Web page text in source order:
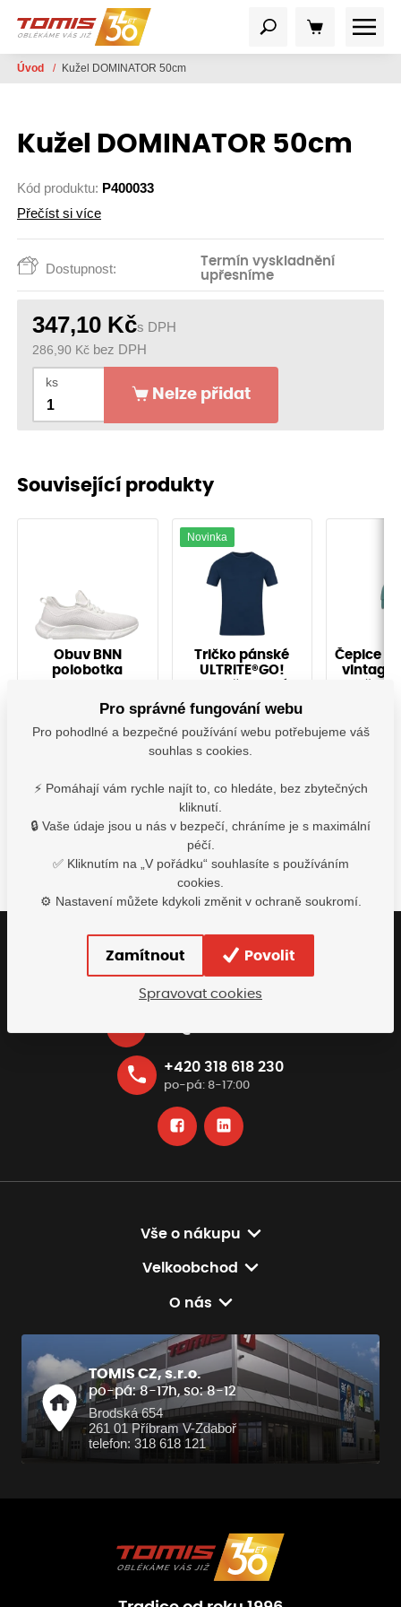
Úvod / Kužel DOMINATOR 50cm
Kužel DOMINATOR 50cm
Kód produktu: P400033
Přečíst si více
Dostupnost:
Termín vyskladnění
upřesníme
347,10 Kčs DPH
286,90 Kč bez DPH
ks
Nelze přidat
Související produkty
Obuv BNN
polobotka
White
B_0000123
s DPH
Detail
Novinka
Tričko pánské
ULTRITE®GO!
A_0001181
Vyskladnění ihned
s DPH
Detail
Čepice
vintage
Buďte s námi v kontaktu
Rádi vám pomůžeme najít nejvhodnější řešení
+420 318 618 230
po-pá: 8-17:00
Vše o nákupu
Velkoobchod
O nás
TOMIS CZ, s.r.o.
po-pá: 8-17h, so: 8-12
Brodská 654
261 01 Příbram V-Zdaboř
telefon: 318 618 121
Pro správné fungování webu
Pro pohodlné a bezpečné používání webu potřebujeme váš
souhlas s cookies.
⚡ Pomáhají vám rychle najít to, co hledáte, bez zbytečných
kliknutí.
🔒 Vaše údaje jsou u nás v bezpečí, chráníme je s maximální
péčí.
✅ Kliknutím na „V pořádku“ souhlasíte s používáním
cookies.
⚙️ Nastavení můžete kdykoli změnit v ochraně soukromí.
Zamítnout Povolit
Spravovat cookies